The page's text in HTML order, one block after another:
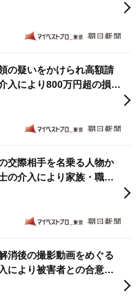
係遮断を実現した事例
の疑いをかけられ高額請
入により800万円超の損害
談・大幅減額を実現した
交際相手を名乗る人物か
の介入により家族・職場
静化させた事例
消後の撮影動画をめぐる
により被害者との合意書
決した事例